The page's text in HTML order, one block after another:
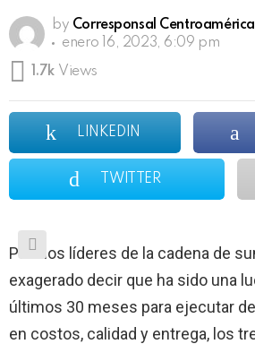
by Corresponsal Centroamérica
enero 16, 2023, 6:09 pm
1.7k Views
LINKEDIN
TWITTER
Para los líderes de la cadena de
exagerado decir que ha sido una
últimos 30 meses para ejecutar
en costos, calidad y entrega, los